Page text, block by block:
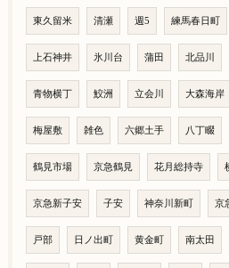
東久留米 清瀬 週5 練馬春日町
上石神井 氷川台 蒲田 北品川
青物横丁 鮫洲 立会川 大森海岸
梅屋敷 雑色 六郷土手 八丁畷
鶴見市場 京急鶴見 花月総持寺
京急新子安 子安 神奈川新町 京
戸部 日ノ出町 黄金町 南太田